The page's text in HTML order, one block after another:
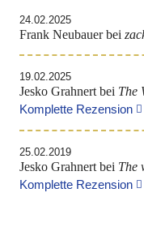
24.02.2025
Frank Neubauer bei
19.02.2025
Jesko Grahnert bei The
Komplette Rezension
25.02.2019
Jesko Grahnert bei The
Komplette Rezension